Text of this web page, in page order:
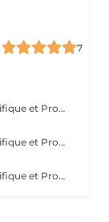
7
Diagnostique, Shampooing Traitant, Soin Spécifique et Produits Coiffants inclus
Diagnostique, Shampooing Traitant, Soin Spécifique et Produits Coiffants inclus
Diagnostique, Shampooing Traitant, Soin Spécifique et Produits Coiffants inclus